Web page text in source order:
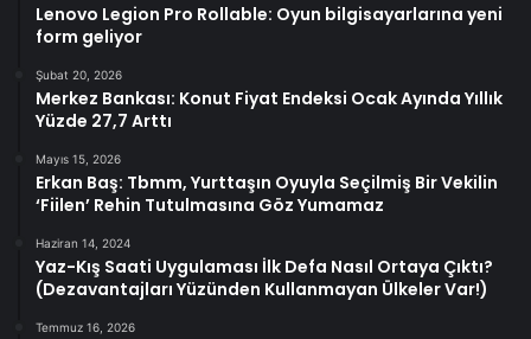
Lenovo Legion Pro Rollable: Oyun bilgisayarlarına yeni
form geliyor
Şubat 20, 2026
Merkez Bankası: Konut Fiyat Endeksi Ocak Ayında Yıllık
Yüzde 27,7 Arttı
Mayıs 15, 2026
Erkan Baş: Tbmm, Yurttaşın Oyuyla Seçilmiş Bir Vekilin
‘Fiilen’ Rehin Tutulmasına Göz Yumamaz
Haziran 14, 2024
Yaz-Kış Saati Uygulaması İlk Defa Nasıl Ortaya Çıktı?
(Dezavantajları Yüzünden Kullanmayan Ülkeler Var!)
Temmuz 16, 2026